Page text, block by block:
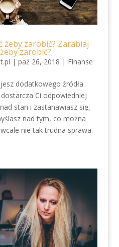
żeby zarobić? Zarabiaj
zarobić?
| paź 26, 2018 | Finanse
dodatkowego źródła
Ci odpowiedniej
stan i zastanawiasz się,
nad tym, co można
nie tak trudna sprawa.